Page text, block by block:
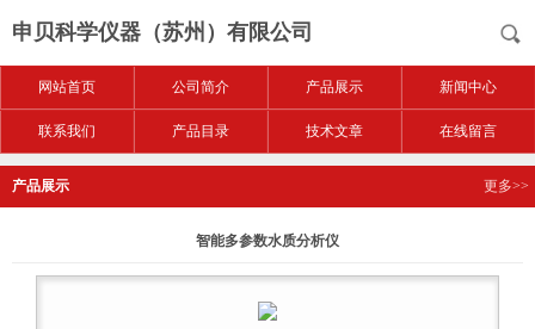
申贝科学仪器（苏州）有限公司
网站首页 公司简介 产品展示 新闻中心
联系我们 产品目录 技术文章 在线留言
产品展示 更多>>
智能多参数水质分析仪